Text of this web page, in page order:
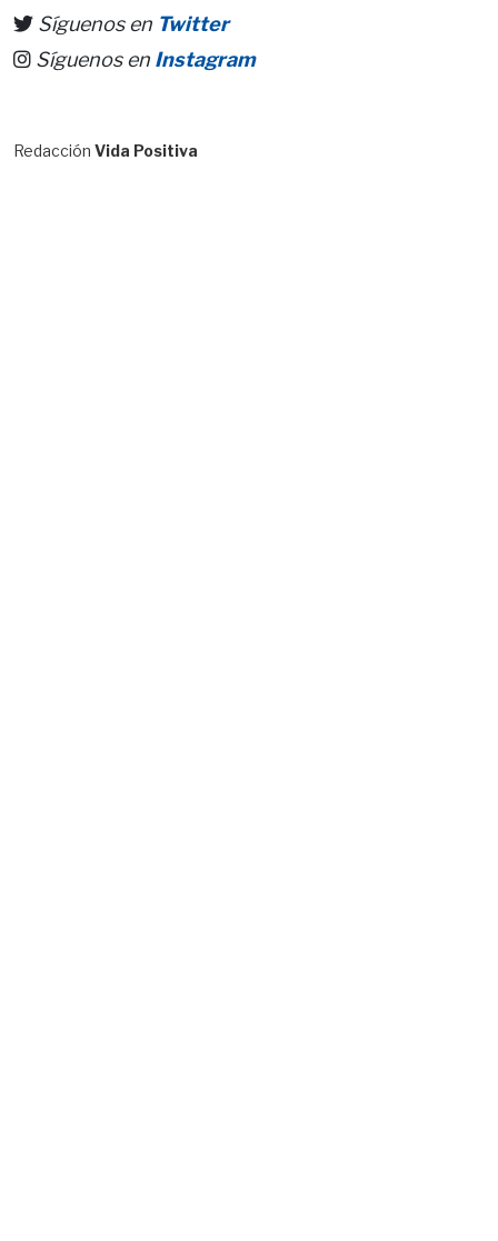
Síguenos en Twitter
Síguenos en Instagram
Redacción Vida Positiva